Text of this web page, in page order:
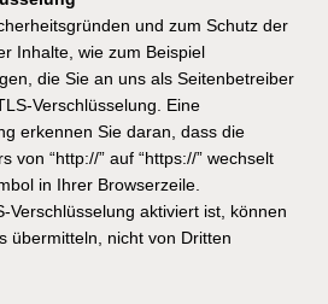
und zum Schutz der
Inhalte, wie zum Beispiel
die Sie an uns als Seitenbetreiber
Verschlüsselung. Eine
erkennen Sie daran, dass die
von “http://” auf “https://” wechselt
in Ihrer Browserzeile.
Verschlüsselung aktiviert ist, können
übermitteln, nicht von Dritten